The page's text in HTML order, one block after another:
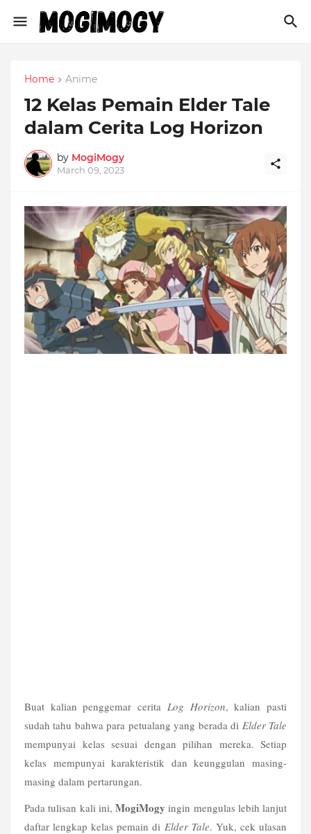
Home Anime
12 Kelas Pemain Elder Tale
dalam Cerita Log Horizon
by MogiMogy
March 09, 2023
Buat kalian penggemar cerita Log Horizon, kalian pasti
sudah tahu bahwa para petualang yang berada di Elder Tale
mempunyai kelas sesuai dengan pilihan mereka. Setiap
kelas mempunyai karakteristik dan keunggulan masing-
masing dalam pertarungan.
Pada tulisan kali ini, MogiMogy ingin mengulas lebih lanjut
daftar lengkap kelas pemain di Elder Tale. Yuk, cek ulasan